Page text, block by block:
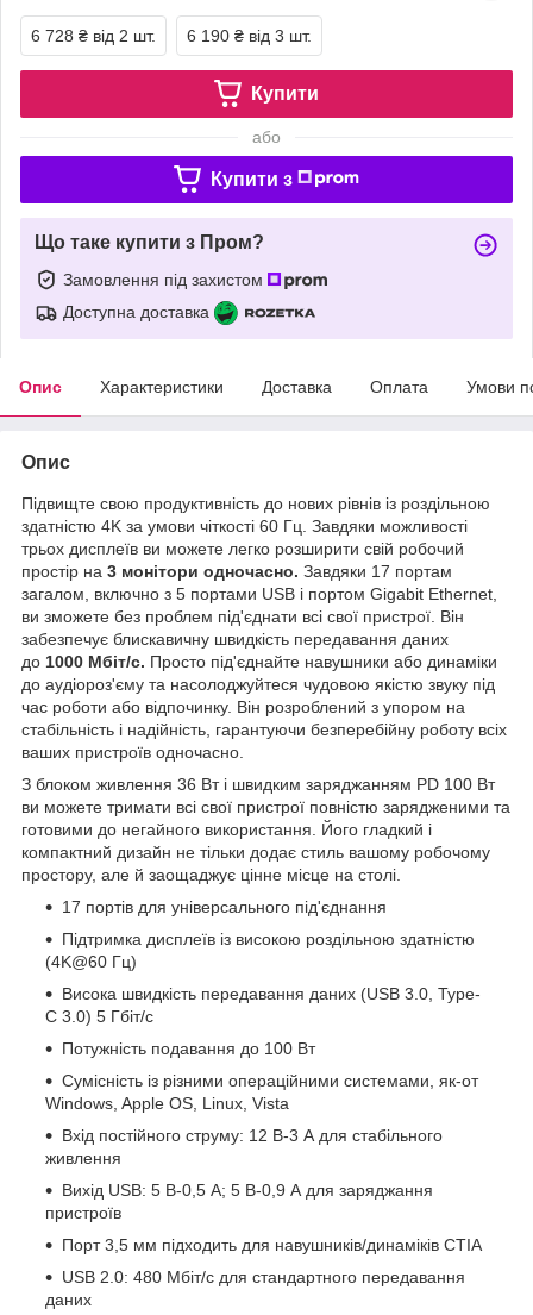
6 728 ₴ від 2 шт. 6 190 ₴ від 3 шт.
Купити
або
Купити з
Що таке купити з Пром?
Замовлення під захистом
Доступна доставка
Опис Характеристики Доставка Оплата Умови
Опис
Підвищте свою продуктивність до нових рівнів із роздільною
здатністю 4K за умови чіткості 60 Гц. Завдяки можливості
трьох дисплеїв ви можете легко розширити свій робочий
простір на 3 монітори одночасно. Завдяки 17 портам
загалом, включно з 5 портами USB і портом Gigabit Ethernet,
ви зможете без проблем під'єднати всі свої пристрої. Він
забезпечує блискавичну швидкість передавання даних
до 1000 Мбіт/с. Просто під'єднайте навушники або динаміки
до аудіороз'єму та насолоджуйтеся чудовою якістю звуку під
час роботи або відпочинку. Він розроблений з упором на
стабільність і надійність, гарантуючи безперебійну роботу всіх
ваших пристроїв одночасно.
З блоком живлення 36 Вт і швидким заряджанням PD 100 Вт
ви можете тримати всі свої пристрої повністю зарядженими та
готовими до негайного використання. Його гладкий і
компактний дизайн не тільки додає стиль вашому робочому
простору, але й заощаджує цінне місце на столі.
17 портів для універсального під'єднання
Підтримка дисплеїв із високою роздільною здатністю
(4K@60 Гц)
Висока швидкість передавання даних (USB 3.0, Type-
C 3.0) 5 Гбіт/с
Потужність подавання до 100 Вт
Сумісність із різними операційними системами, як-от
Windows, Apple OS, Linux, Vista
Вхід постійного струму: 12 В-3 А для стабільного
живлення
Вихід USB: 5 В-0,5 А; 5 В-0,9 А для заряджання
пристроїв
Порт 3,5 мм підходить для навушників/динаміків CTIA
USB 2.0: 480 Мбіт/с для стандартного передавання
даних